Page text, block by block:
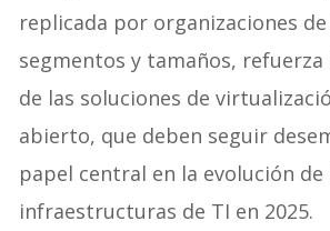
replicada por organizaciones
segmentos y tamaños,
de las soluciones de
abierto, que deben seguir
papel central en la evolución de
infraestructuras de TI en 2025.